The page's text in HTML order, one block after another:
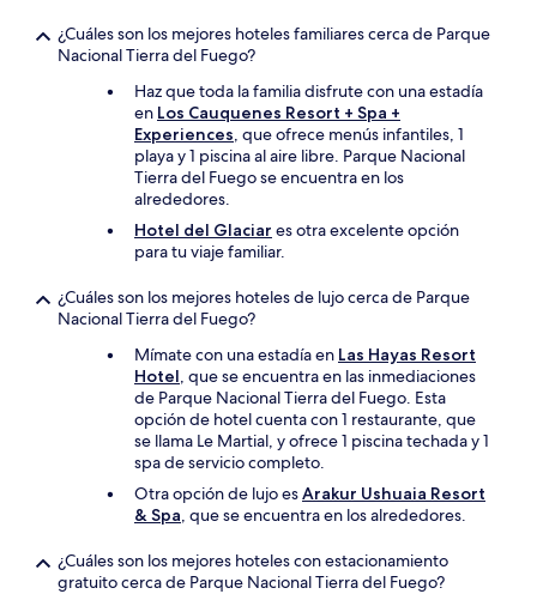
¿Cuáles son los mejores hoteles familiares cerca de Parque
Nacional Tierra del Fuego?
Haz que toda la familia disfrute con una estadía
en Los Cauquenes Resort + Spa +
Experiences, que ofrece menús infantiles, 1
playa y 1 piscina al aire libre. Parque Nacional
Tierra del Fuego se encuentra en los
alrededores.
Hotel del Glaciar es otra excelente opción
para tu viaje familiar.
¿Cuáles son los mejores hoteles de lujo cerca de Parque
Nacional Tierra del Fuego?
Mímate con una estadía en Las Hayas Resort
Hotel, que se encuentra en las inmediaciones
de Parque Nacional Tierra del Fuego. Esta
opción de hotel cuenta con 1 restaurante, que
se llama Le Martial, y ofrece 1 piscina techada y 1
spa de servicio completo.
Otra opción de lujo esArakur Ushuaia Resort
& Spa, que se encuentra en los alrededores.
¿Cuáles son los mejores hoteles con estacionamiento
gratuito cerca de Parque Nacional Tierra del Fuego?